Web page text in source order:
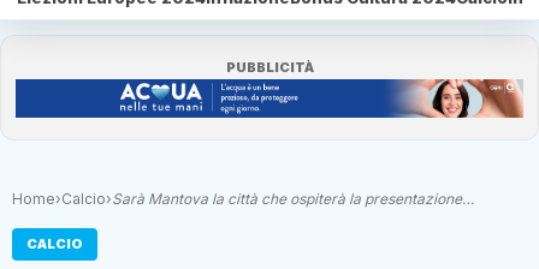
PUBBLICITÀ
Home›Calcio›Sarà Mantova la città che ospiterà la presentazione…
CALCIO